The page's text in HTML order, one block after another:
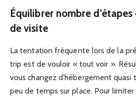
Équilibrer nombre
de visite
La tentation fréquente lors de la
trip est de vouloir « tout voir ».
vous changez d’hébergement quasi
peu de temps sur place. Pour